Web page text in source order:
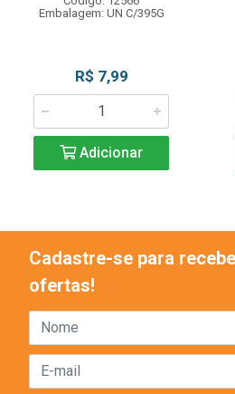
Embalagem: UN C/395G
R$ 7,99
Adicionar
Cadastre-se para
ofertas!